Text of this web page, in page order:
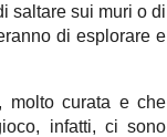
saltare sui muri o di
di esplorare e
molto curata e che
infatti, ci sono